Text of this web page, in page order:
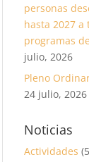
personas
hasta 2027 a
programas
julio, 2026
Pleno
24 julio, 2026
Noticias
Actividades